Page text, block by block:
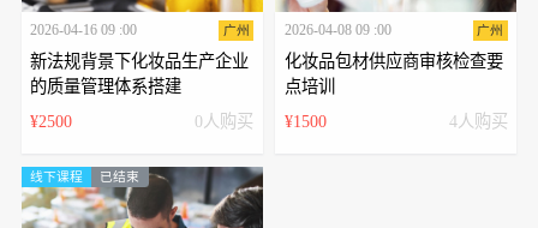
2026-04-16 09 :00 广州
新法规背景下化妆品生产企业
的质量管理体系搭建
¥2500
0人购买
2026-04-08 09 :00 广州
化妆品包材供应商审核检查要
点培训
¥1500
4人购买
线下课程 已结束